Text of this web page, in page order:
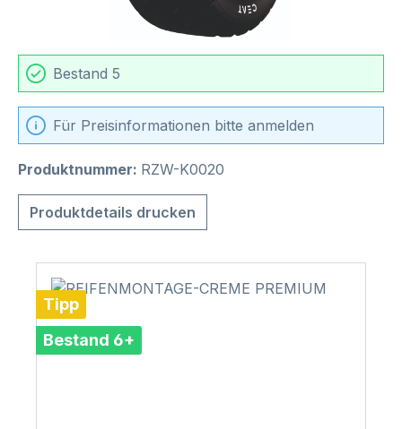
Bestand 5
Für Preisinformationen bitte anmelden
Produktnummer: RZW-K0020
Produktdetails drucken
Tipp
Bestand 6+